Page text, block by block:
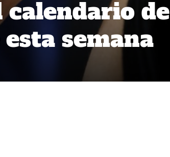
calendario de
semana